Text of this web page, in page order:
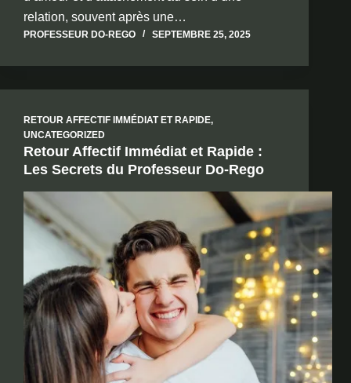
relation, souvent après une…
PROFESSEUR DO-REGO SEPTEMBRE 25, 2025
RETOUR AFFECTIF IMMÉDIAT ET RAPIDE,
UNCATEGORIZED
Retour Affectif Immédiat et Rapide :
Les Secrets du Professeur Do-Rego